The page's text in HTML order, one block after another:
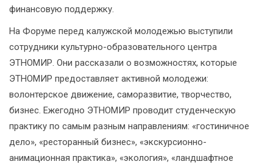
финансовую поддержку.
На Форуме перед калужской молодежью выступили
сотрудники культурно-образовательного центра
ЭТНОМИР. Они рассказали о возможностях, которые
ЭТНОМИР предоставляет активной молодежи:
волонтерское движение, саморазвитие, творчество,
бизнес. Ежегодно ЭТНОМИР проводит студенческую
практику по самым разным направлениям: «гостиничное
дело», «ресторанный бизнес», «экскурсионно-
анимационная практика», «экология», «ландшафтное